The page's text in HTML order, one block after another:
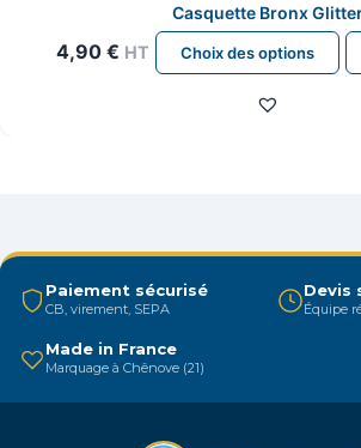
Casquette Bronx
4,90 € HT Choix des options
Ce
Paiement sécurisé
CB, virement, SEPA
Devis
Équipe
Made in France
Marquage à Chênove (21)